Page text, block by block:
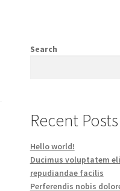
Search
Recent Posts
Hello world!
Ducimus voluptatem
repudiandae facilis
Perferendis nobis